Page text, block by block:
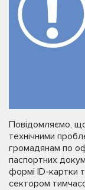
Повідомляємо,
технічними
громадянам по
паспортних
формі ID-картки
сектором